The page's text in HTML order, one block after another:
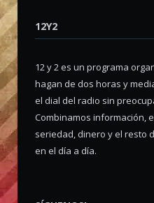
12Y2
12 y 2 es un programa
hagan de dos horas y
el dial del radio sin
Combinamos información,
seriedad, dinero y el resto
en el día a día.